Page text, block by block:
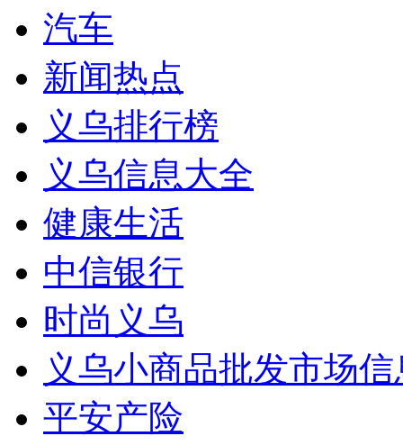
汽车
新闻热点
义乌排行榜
义乌信息大全
健康生活
中信银行
时尚义乌
义乌小商品批发市场
平安产险